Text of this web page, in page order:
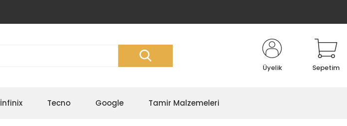
Üyelik Sepetim
İnfinix Tecno Google Tamir Malzemeleri